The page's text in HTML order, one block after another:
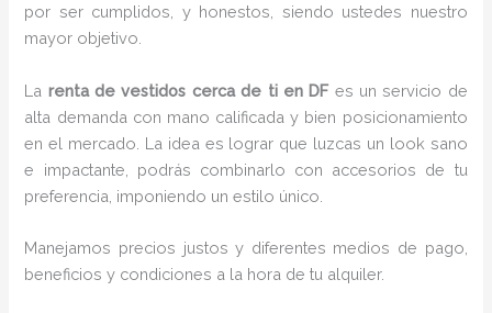
por ser cumplidos, y honestos, siendo ustedes nuestro
mayor objetivo.
La renta de vestidos cerca de ti en DF es un servicio de
alta demanda con mano calificada y bien posicionamiento
en el mercado. La idea es lograr que luzcas un look sano
e impactante, podrás combinarlo con accesorios de tu
preferencia, imponiendo un estilo único.
Manejamos precios justos y diferentes medios de pago,
beneficios y condiciones a la hora de tu alquiler.